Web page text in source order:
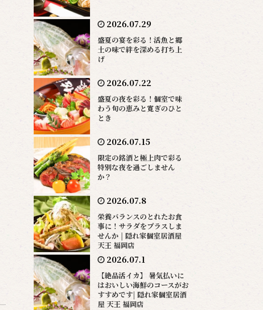
2026.07.29
盛夏の宴を彩る！活魚と郷
土の味で絆を深める打ち上
げ
2026.07.22
盛夏の夜を彩る！個室で味
わう旬の恵みと寛ぎのひと
とき
2026.07.15
限定の銘酒と極上肉で彩る
特別な夜を過ごしません
か？
2026.07.8
栄養バランスのとれたお食
事に！サラダをプラスしま
せんか | 隠れ家個室居酒屋
天王 福岡店
2026.07.1
【絶品活イカ】 暑気払いに
はおいしい海鮮のコースがお
すすめです| 隠れ家個室居酒
屋 天王 福岡店